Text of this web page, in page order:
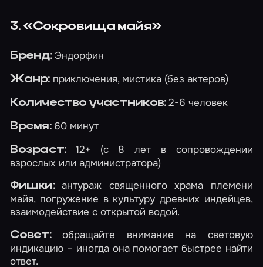
3. «Сокровища майя»
Бренд:Эндорфин
Жанр:приключения, мистика (без актеров)
Количество участников:2-6 человек
Время:60 минут
Возраст:12+ (с 8 лет в сопровождении
взрослых или администратора)
Фишки:антураж священного храма племени
майя, погружение в культуру древних индейцев,
взаимодействие с открытой водой.
Совет:обращайте внимание на световую
индикацию – иногда она помогает быстрее найти
ответ.